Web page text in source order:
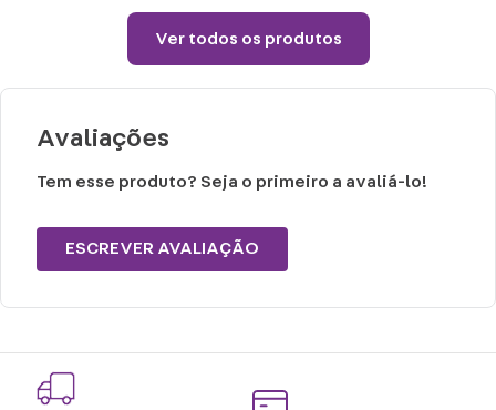
Ver todos os produtos
Avaliações
Tem esse produto? Seja o primeiro a avaliá-lo!
ESCREVER AVALIAÇÃO